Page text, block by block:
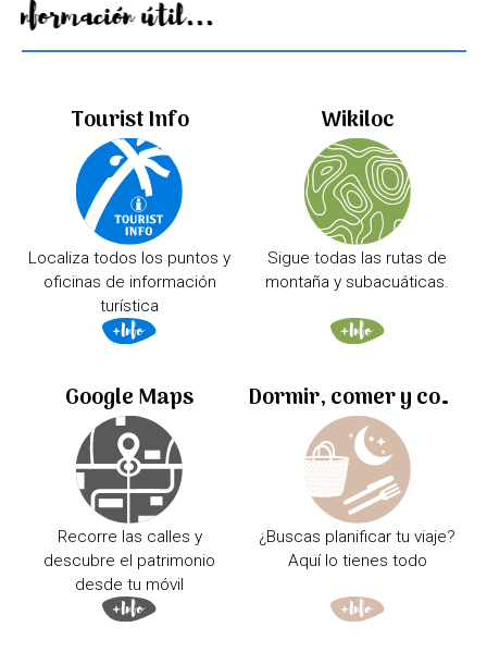
Información útil...
Tourist Info
Localiza todos los puntos y
oficinas de información
turística
Wikiloc
Sigue todas las rutas de
montaña y subacuáticas.
Google Maps
Recorre las calles y
descubre el patrimonio
desde tu móvil
Dormir, comer y comprar
¿Buscas planificar tu viaje?
Aquí lo tienes todo